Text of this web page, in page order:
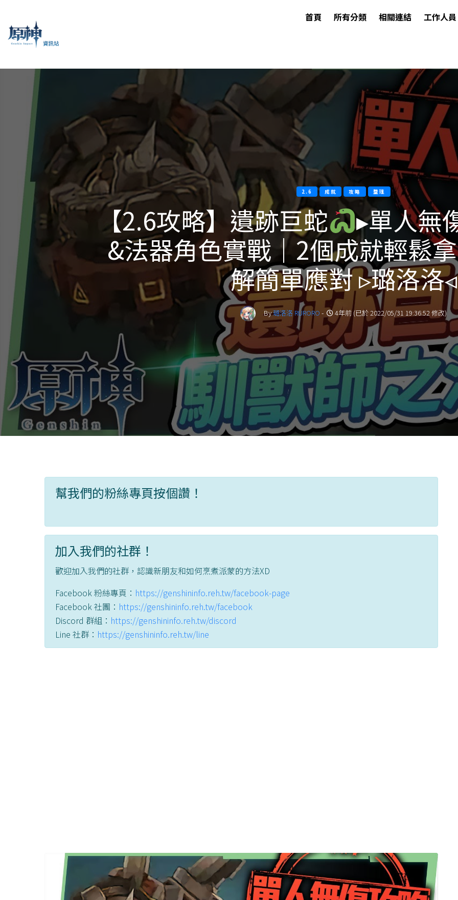
首頁 所有分類 相關連結 工作人員
2.6 成就 攻略 整理
【2.6攻略】遺跡巨蛇
▸單人無
&法器角色實戰｜2個成就輕鬆
解簡單應對 ▹璐洛洛◃
By璐洛洛 RURORO - 4年前 (已於 2022/05/31 19:36:52 修改)
幫我們的粉絲專頁按個讚！
加入我們的社群！
歡迎加入我們的社群，認識新朋友和如何烹煮派蒙的方法XD
Facebook 粉絲專頁： https://genshininfo.reh.tw/facebook-page
Facebook 社團： https://genshininfo.reh.tw/facebook
Discord 群組： https://genshininfo.reh.tw/discord
Line 社群： https://genshininfo.reh.tw/line